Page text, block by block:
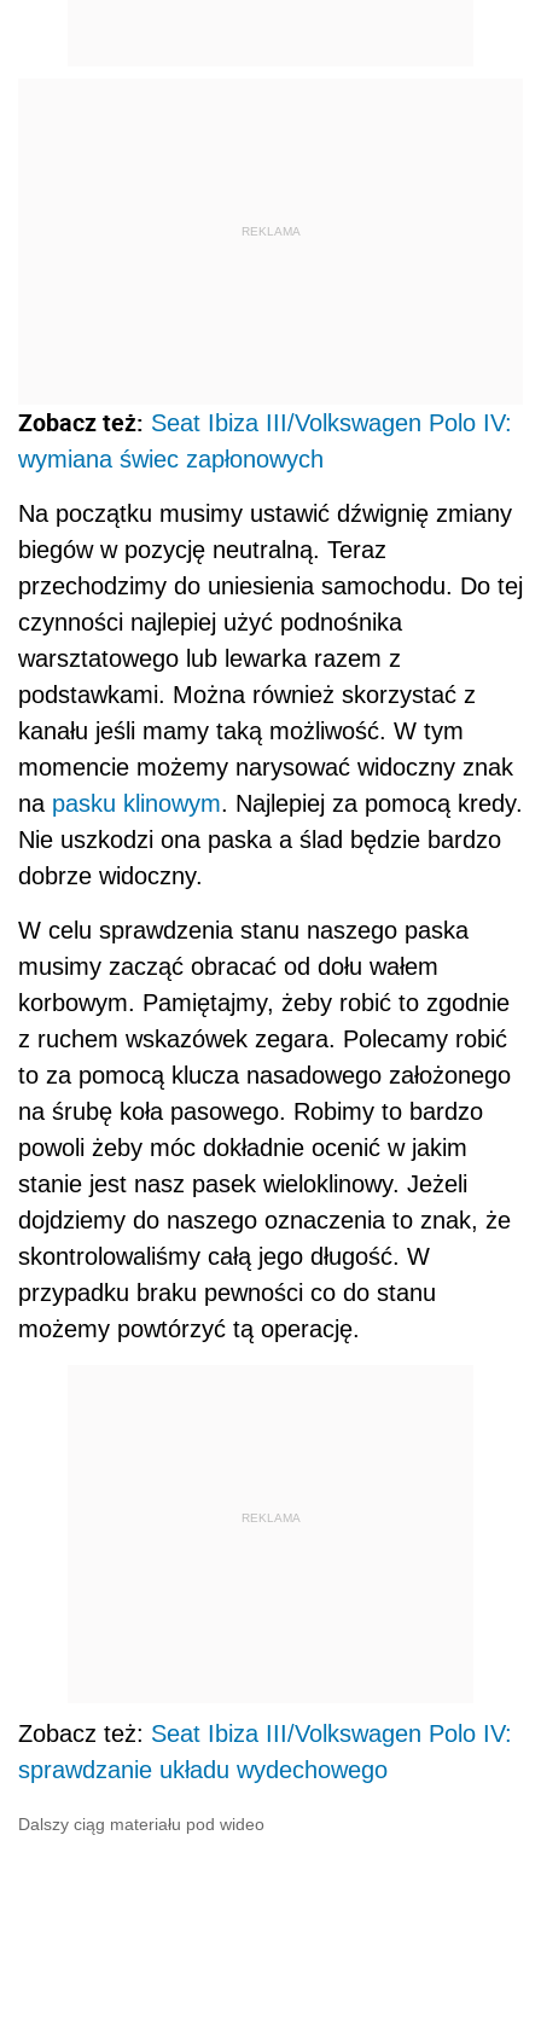
REKLAMA
Zobacz też: Seat Ibiza III/Volkswagen Polo IV:
wymiana świec zapłonowych
Na początku musimy ustawić dźwignię zmiany
biegów w pozycję neutralną. Teraz
przechodzimy do uniesienia samochodu. Do tej
czynności najlepiej użyć podnośnika
warsztatowego lub lewarka razem z
podstawkami. Można również skorzystać z
kanału jeśli mamy taką możliwość. W tym
momencie możemy narysować widoczny znak
na pasku klinowym. Najlepiej za pomocą kredy.
Nie uszkodzi ona paska a ślad będzie bardzo
dobrze widoczny.
W celu sprawdzenia stanu naszego paska
musimy zacząć obracać od dołu wałem
korbowym. Pamiętajmy, żeby robić to zgodnie
z ruchem wskazówek zegara. Polecamy robić
to za pomocą klucza nasadowego założonego
na śrubę koła pasowego. Robimy to bardzo
powoli żeby móc dokładnie ocenić w jakim
stanie jest nasz pasek wieloklinowy. Jeżeli
dojdziemy do naszego oznaczenia to znak, że
skontrolowaliśmy całą jego długość. W
przypadku braku pewności co do stanu
możemy powtórzyć tą operację.
REKLAMA
Zobacz też: Seat Ibiza III/Volkswagen Polo IV:
sprawdzanie układu wydechowego
Dalszy ciąg materiału pod wideo